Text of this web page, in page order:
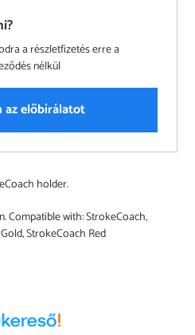
a részletfizetés erre a
nélkül
az előbírálatot
holder.
Compatible with: StrokeCoach,
StrokeCoach Red